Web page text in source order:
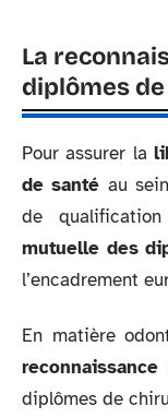
La
diplômes
Pour assurer la
de santé au
de qualification
mutuelle des
l’encadrement
En matière
diplômes de